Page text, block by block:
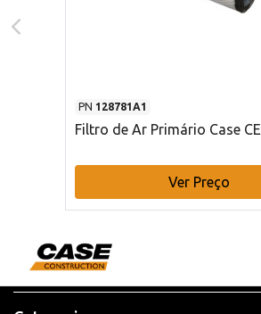
PN 128781A1
Filtro de Ar Primário Case CE
Ver Preço